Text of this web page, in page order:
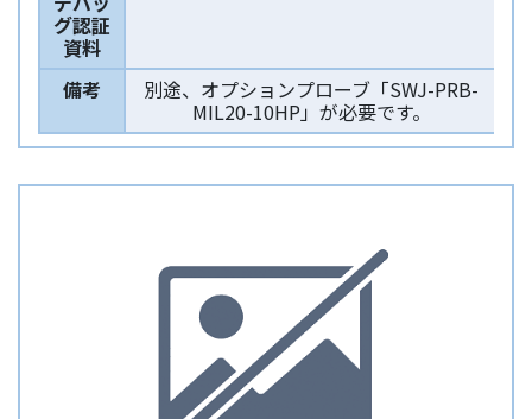
グ認証
資料
備考
別途、オプションプローブ「SWJ-PRB-
MIL20-10HP」が必要です。